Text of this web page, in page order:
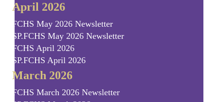
April 2026
FCHS May 2026 Newsletter
SP.FCHS May 2026 Newsletter
FCHS April 2026
SP.FCHS April 2026
March 2026
FCHS March 2026 Newsletter